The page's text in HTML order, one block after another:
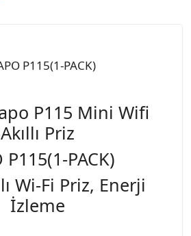
P115 Mini Wifi
Akıllı Priz
P115(1-PACK)
Wi-Fi Priz, Enerji
İzleme